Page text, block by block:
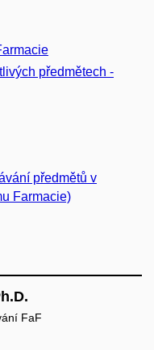
předmětech -
předmětů v
Farmacie)
FaF